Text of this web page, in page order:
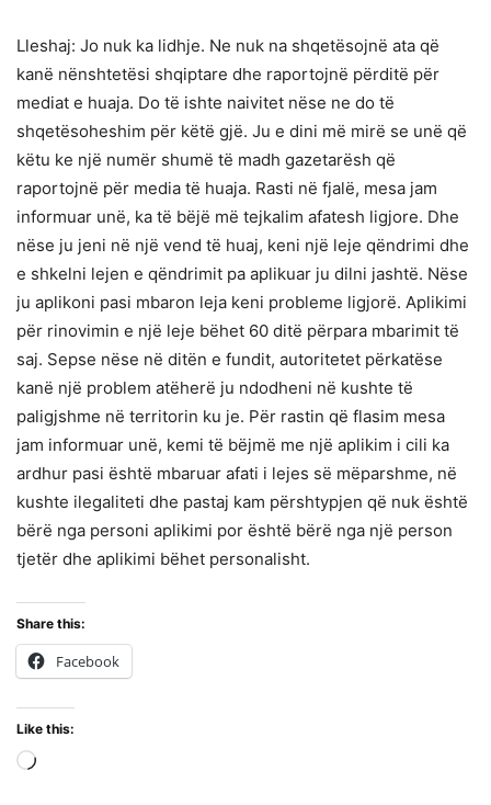
Lleshaj: Jo nuk ka lidhje. Ne nuk na shqetësojnë ata që
kanë nënshtetësi shqiptare dhe raportojnë përditë për
mediat e huaja. Do të ishte naivitet nëse ne do të
shqetësoheshim për këtë gjë. Ju e dini më mirë se unë që
këtu ke një numër shumë të madh gazetarësh që
raportojnë për media të huaja. Rasti në fjalë, mesa jam
informuar unë, ka të bëjë më tejkalim afatesh ligjore. Dhe
nëse ju jeni në një vend të huaj, keni një leje qëndrimi dhe
e shkelni lejen e qëndrimit pa aplikuar ju dilni jashtë. Nëse
ju aplikoni pasi mbaron leja keni probleme ligjorë. Aplikimi
për rinovimin e një leje bëhet 60 ditë përpara mbarimit të
saj. Sepse nëse në ditën e fundit, autoritetet përkatëse
kanë një problem atëherë ju ndodheni në kushte të
paligjshme në territorin ku je. Për rastin që flasim mesa
jam informuar unë, kemi të bëjmë me një aplikim i cili ka
ardhur pasi është mbaruar afati i lejes së mëparshme, në
kushte ilegaliteti dhe pastaj kam përshtypjen që nuk është
bërë nga personi aplikimi por është bërë nga një person
tjetër dhe aplikimi bëhet personalisht.
Share this:
Facebook
Like this: